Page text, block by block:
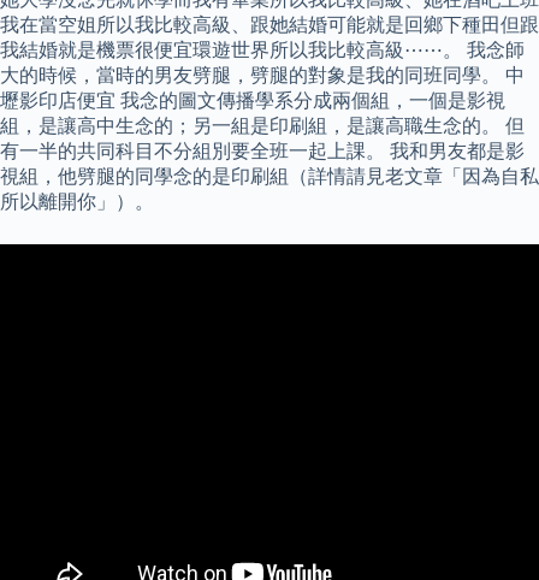
我在當空姐所以我比較高級、跟她結婚可能就是回鄉下種田但跟
我結婚就是機票很便宜環遊世界所以我比較高級⋯⋯。 我念師
大的時候，當時的男友劈腿，劈腿的對象是我的同班同學。 中
壢影印店便宜 我念的圖文傳播學系分成兩個組，一個是影視
組，是讓高中生念的；另一組是印刷組，是讓高職生念的。 但
有一半的共同科目不分組別要全班一起上課。 我和男友都是影
視組，他劈腿的同學念的是印刷組（詳情請見老文章「因為自私
所以離開你」）。